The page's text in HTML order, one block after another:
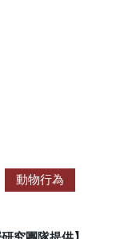
動物行為